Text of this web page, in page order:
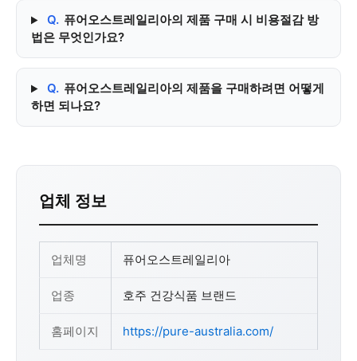
Q. 퓨어오스트레일리아의 제품 구매 시 비용절감 방
법은 무엇인가요?
Q. 퓨어오스트레일리아의 제품을 구매하려면 어떻게
하면 되나요?
업체 정보
업체명 퓨어오스트레일리아
업종 호주 건강식품 브랜드
홈페이지 https://pure-australia.com/